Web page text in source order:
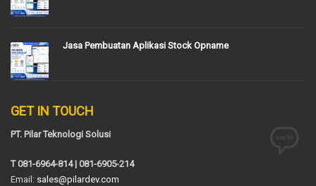
Jasa Pembuatan Aplikasi Stock Opname
GET IN TOUCH
PT. Pilar Teknologi Solusi
T 081-6964-814 | 081-6905-214
Email: sales@pilardev.com